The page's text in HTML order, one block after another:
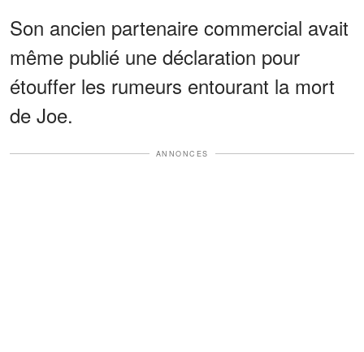
Son ancien partenaire commercial avait
même publié une déclaration pour
étouffer les rumeurs entourant la mort
de Joe.
ANNONCES